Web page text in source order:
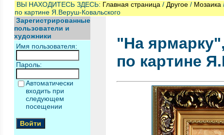
ВЫ НАХОДИТЕСЬ ЗДЕСЬ: Главная страница / Другое/ Мозаика
по картине Я.Веруш-Ковальского
Зарегистрированные
пользователи и
художники
Имя пользователя:
Пароль:
Автоматически
входить при
следующем
посещении
"На
по картине